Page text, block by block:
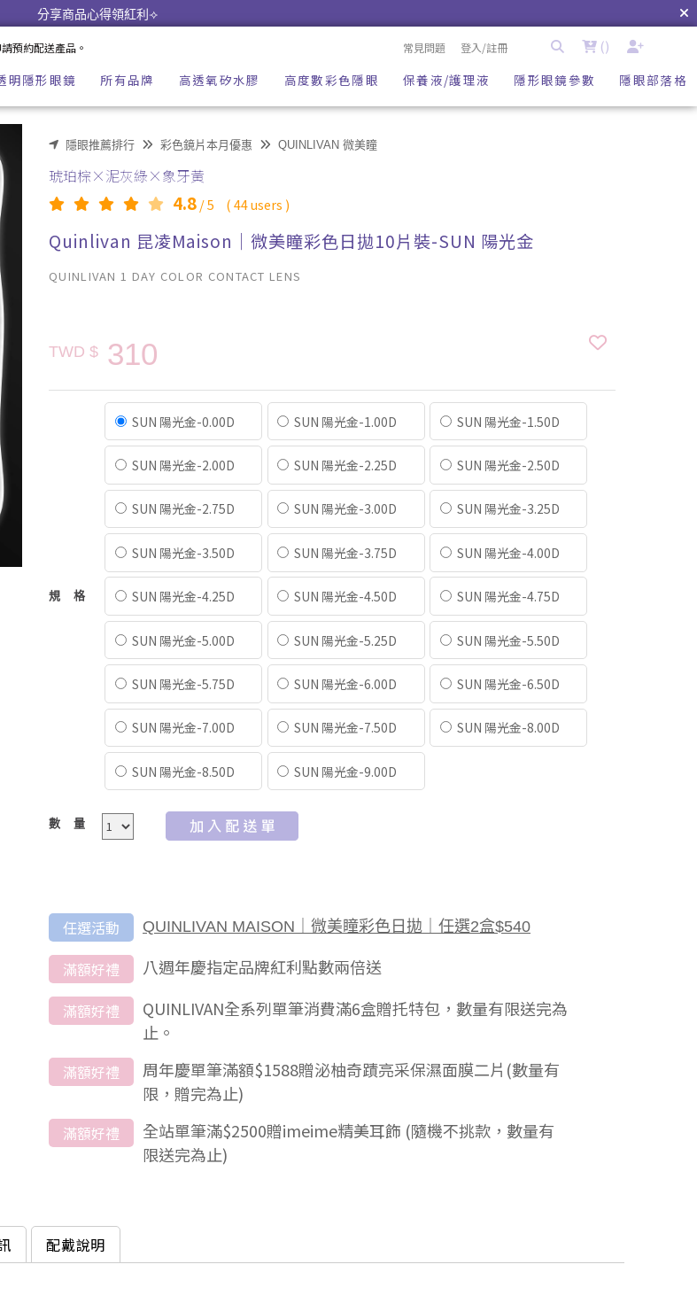
美瞳店分享商品心得領紅利⟢
預約配送產品。 常見問題 登入/註冊 ()
明隱形眼鏡 所有品牌 高透氧矽水膠 高度數彩色隱眼 保養液/護理液 隱形眼鏡參數 隱眼部落格
隱眼推薦排行 彩色鏡片本月優惠 QUINLIVAN 微美瞳
琥珀棕×泥灰綠×象牙黃
4.8/5 (44users )
Quinlivan 昆凌Maison｜微美瞳彩色日拋10片裝-SUN 陽光金
QUINLIVAN 1 DAY COLOR CONTACT LENS
TWD $ 310
規格
SUN 陽光金-0.00D SUN 陽光金-1.00D SUN 陽光金-1.50D
SUN 陽光金-2.00D SUN 陽光金-2.25D SUN 陽光金-2.50D
SUN 陽光金-2.75D SUN 陽光金-3.00D SUN 陽光金-3.25D
SUN 陽光金-3.50D SUN 陽光金-3.75D SUN 陽光金-4.00D
SUN 陽光金-4.25D SUN 陽光金-4.50D SUN 陽光金-4.75D
SUN 陽光金-5.00D SUN 陽光金-5.25D SUN 陽光金-5.50D
SUN 陽光金-5.75D SUN 陽光金-6.00D SUN 陽光金-6.50D
SUN 陽光金-7.00D SUN 陽光金-7.50D SUN 陽光金-8.00D
SUN 陽光金-8.50D SUN 陽光金-9.00D
數量
任選活動 QUINLIVAN MAISON｜微美瞳彩色日拋｜任選2盒$540
滿額好禮 八週年慶指定品牌紅利點數兩倍送
滿額好禮
QUINLIVAN全系列單筆消費滿6盒贈托特包，數量有限送完為
止。
滿額好禮
周年慶單筆滿額$1588贈泌柚奇蹟亮采保濕面膜二片(數量有
限，贈完為止)
滿額好禮
全站單筆滿$2500贈imeime精美耳飾 (隨機不挑款，數量有
限送完為止)
配戴說明